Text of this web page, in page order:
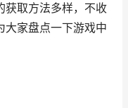
获取方法多样，不收
大家盘点一下游戏中